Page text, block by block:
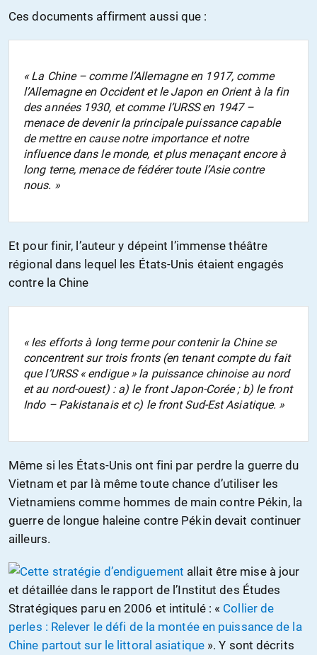
Ces documents affirment aussi que :
« La Chine – comme l’Allemagne en 1917, comme
l’Allemagne en Occident et le Japon en Orient à la fin
des années 1930, et comme l’URSS en 1947 –
menace de devenir la principale puissance capable
de mettre en cause notre importance et notre
influence dans le monde, et plus menaçant encore à
long terne, menace de fédérer toute l’Asie contre
nous. »
Et pour finir, l’auteur y dépeint l’immense théâtre
régional dans lequel les États-Unis étaient engagés
contre la Chine
« les efforts à long terme pour contenir la Chine se
concentrent sur trois fronts (en tenant compte du fait
que l’URSS « endigue » la puissance chinoise au nord
et au nord-ouest) : a) le front Japon-Corée ; b) le front
Indo – Pakistanais et c) le front Sud-Est Asiatique. »
Même si les États-Unis ont fini par perdre la guerre du
Vietnam et par là même toute chance d’utiliser les
Vietnamiens comme hommes de main contre Pékin, la
guerre de longue haleine contre Pékin devait continuer
ailleurs.
Cette stratégie d’endiguement allait être mise à jour
et détaillée dans le rapport de l’Institut des Études
Stratégiques paru en 2006 et intitulé : « Collier de
perles : Relever le défi de la montée en puissance de la
Chine partout sur le littoral asiatique». Y sont décrits